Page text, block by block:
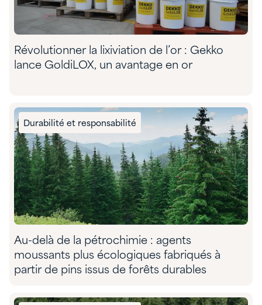
Révolutionner la lixiviation de l’or : Gekko
lance GoldiLOX, un avantage en or
Durabilité et responsabilité
Au-delà de la pétrochimie : agents
moussants plus écologiques fabriqués à
partir de pins issus de forêts durables